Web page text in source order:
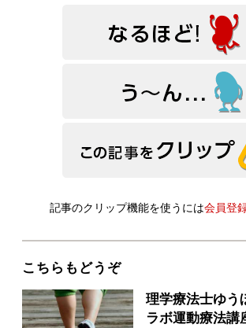
記事のクリップ機能を使うには会員登
こちらもどうぞ
理学療法士ゆ
ラボ運動療法講